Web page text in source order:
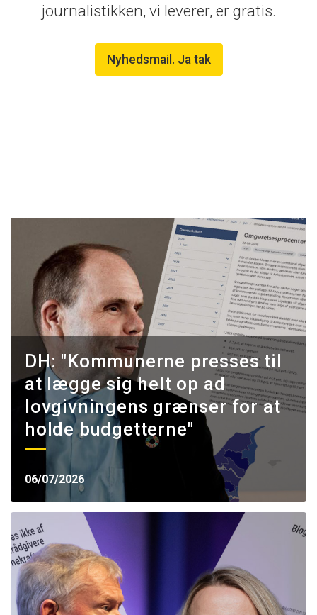
journalistikken, vi leverer, er gratis.
Nyhedsmail. Ja tak
DH: "Kommunerne presses til
at lægge sig helt op ad
lovgivningens grænser for at
holde budgetterne"
06/07/2026